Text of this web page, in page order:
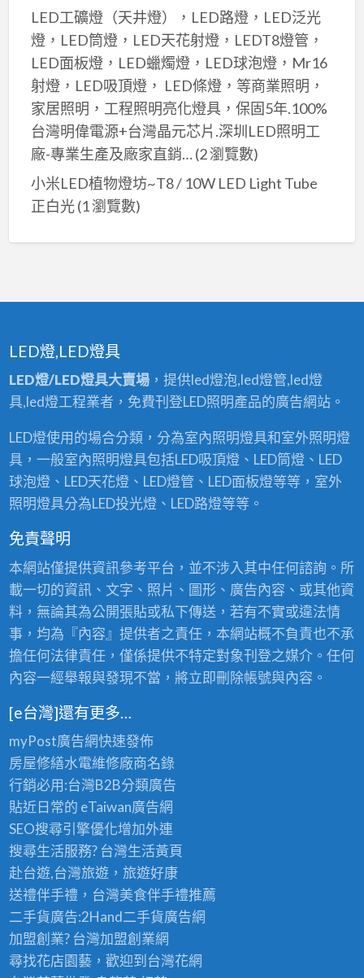
LED工礦燈（天井燈），LED路燈，LED泛光
燈，LED筒燈，LED天花射燈，LEDT8燈管，
LED面板燈，LED蠟燭燈，LED球泡燈，Mr16
射燈，LED吸頂燈， LED條燈，等商業照明，
家居照明，工程照明亮化燈具，保固5年.100%
台灣明偉電源+台灣晶元芯片.深圳LED照明工
廠-專業生產及廠家直銷…(2 瀏覽數)
小米LED植物燈坊~T8 / 10W LED Light Tube
正白光(1 瀏覽數)
LED燈,LED燈具
LED燈/LED燈具大賣場，提供led燈泡,led燈管,led燈
具,led燈工程業者，免費刊登LED照明產品的廣告網站。
LED燈使用的場合分類，分為室內照明燈具和室外照明燈
具，一般室內照明燈具包括LED吸頂燈、LED筒燈、LED
球泡燈、LED天花燈、LED燈管、LED面板燈等等，室外
照明燈具分為LED投光燈、LED路燈等等。
免責聲明
本網站僅提供資訊參考平台，並不涉入其中任何諮詢。所
載一切的資訊、文字、照片、圖形、廣告內容、或其他資
料，無論其為公開張貼或私下傳送，若有不實或違法情
事，均為『內容』提供者之責任，本網站概不負責也不承
擔任何法律責任，僅係提供不特定對象刊登之媒介。任何
內容一經舉報與發現不當，將立即刪除帳號與內容。
[e台灣]還有更多…
myPost廣告網快速發佈
房屋修繕水電維修廠商名錄
行銷必用:台灣B2B分類廣告
貼近日常的 eTaiwan廣告網
SEO搜尋引擎優化增加外連
搜尋生活服務? 台灣生活黃頁
赴台遊,台灣旅遊，旅遊好康
送禮伴手禮，台灣美食伴手禮推薦
二手貨廣告:2Hand二手貨廣告網
加盟創業? 台灣加盟創業網
尋找花店園藝，歡迎到 台灣花網